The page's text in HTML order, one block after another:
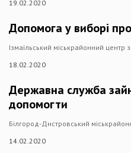
19.02.2020
Допомога у виборі
Ізмаїльський міськрайонний центр
18.02.2020
Державна служба
допомогти
Білгород-Днстровський
14.02.2020